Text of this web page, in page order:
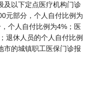
及以下定点医疗机构门诊
元部分，个人自付比例为
个人自付比例为4%；医
退休人员的个人自付比例
市的城镇职工医保门诊报